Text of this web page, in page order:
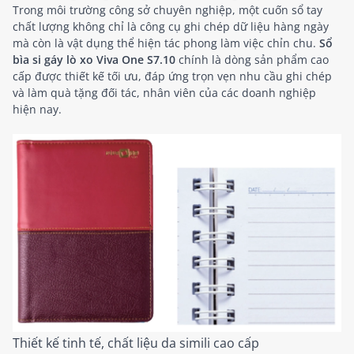
Trong môi trường công sở chuyên nghiệp, một cuốn sổ tay
chất lượng không chỉ là công cụ ghi chép dữ liệu hàng ngày
mà còn là vật dụng thể hiện tác phong làm việc chỉn chu. Sổ
bìa si gáy lò xo Viva One S7.10 chính là dòng sản phẩm cao
cấp được thiết kế tối ưu, đáp ứng trọn vẹn nhu cầu ghi chép
và làm quà tặng đối tác, nhân viên của các doanh nghiệp
hiện nay.
Thiết kế tinh tế, chất liệu da simili cao cấp